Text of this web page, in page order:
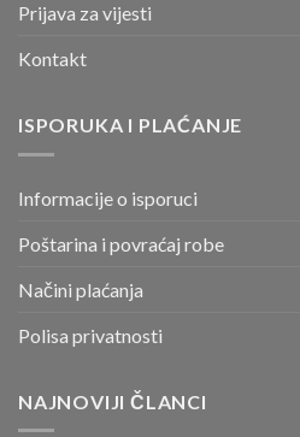
Prijava za vijesti
Kontakt
ISPORUKA I PLAĆANJE
Informacije o isporuci
Poštarina i povraćaj robe
Načini plaćanja
Polisa privatnosti
NAJNOVIJI ČLANCI